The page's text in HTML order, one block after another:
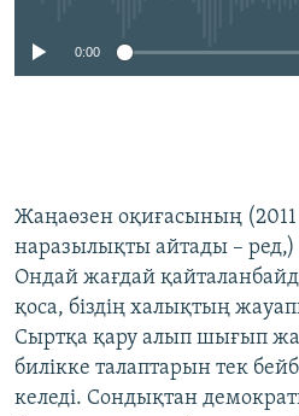
0:00
Жаңаөзен оқиғасының
наразылықты айтады – ред,)
Ондай жағдай
қоса, біздің халықтың
Сыртқа қару алып шығып
билікке талаптарын тек
келеді. Сондықтан